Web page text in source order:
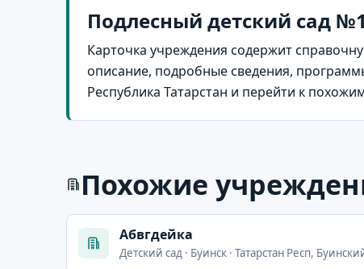
Подлесный детский сад
Карточка учреждения содержит
описание, подробные сведения,
Республика Татарстан и перейти к
Похожие
Абвгдейка
Детский сад · Буинск · Татарстан Респ,